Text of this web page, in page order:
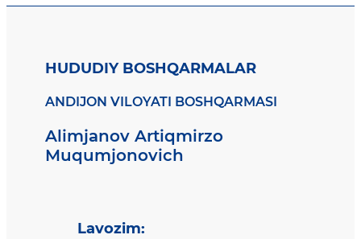
HUDUDIY BOSHQARMALAR
ANDIJON VILOYATI BOSHQARMASI
Alimjanov Artiqmirzo
Muqumjonovich
Lavozim: